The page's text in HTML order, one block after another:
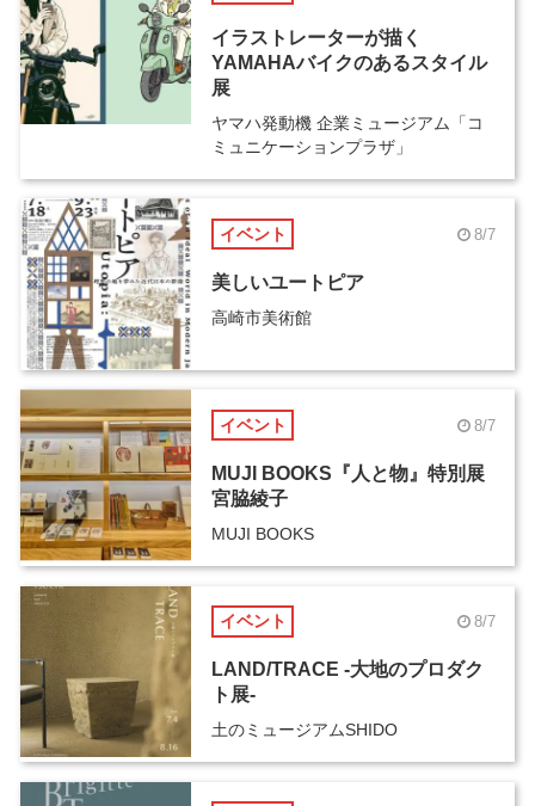
イラストレーターが描く
YAMAHAバイクのあるスタイル
展
ヤマハ発動機 企業ミュージアム「コ
ミュニケーションプラザ」
イベント 8/7
美しいユートピア
高崎市美術館
イベント 8/7
MUJI BOOKS『人と物』特別展
宮脇綾子
MUJI BOOKS
イベント 8/7
LAND/TRACE -大地のプロダク
ト展-
土のミュージアムSHIDO